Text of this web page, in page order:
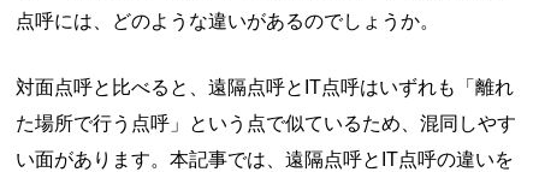
点呼には、どのような違いがあるのでしょうか。
対面点呼と比べると、遠隔点呼とIT点呼はいずれも「離れ
た場所で行う点呼」という点で似ているため、混同しやす
い面があります。本記事では、遠隔点呼とIT点呼の違いを